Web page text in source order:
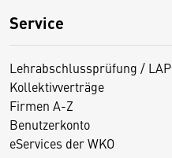
Service
Lehrabschlussprüfung / LAP
Kollektivverträge
Firmen A-Z
Benutzerkonto
eServices der WKO